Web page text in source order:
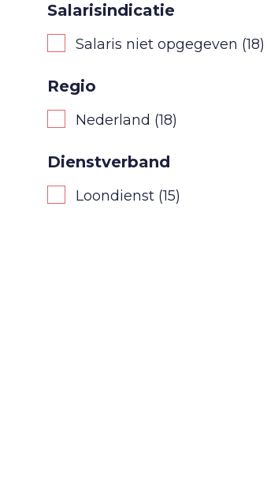
Salarisindicatie
Salaris niet opgegeven (18)
Regio
Nederland (18)
Dienstverband
Loondienst (15)